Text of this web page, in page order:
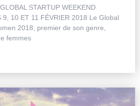
STARTUP WEEKEND
10 ET 11 FÉVRIER 2018 Le Global
2018, premier de son genre,
femmes